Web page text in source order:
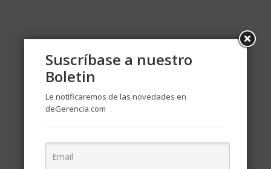
Suscríbase a nuestro
Boletin
Le notificaremos de las novedades en
deGerencia.com